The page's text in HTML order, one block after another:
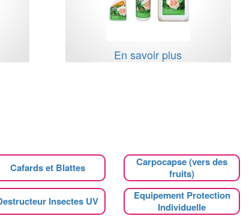
En savoir plus
Cafards et Blattes
Carpocapse (vers des
fruits)
Insectes UV
Equipement Protection
Individuelle